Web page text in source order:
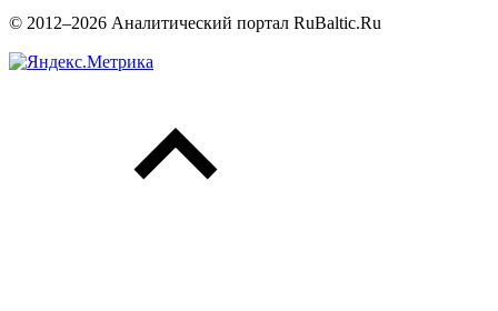
© 2012–2026 Аналитический портал RuBaltic.Ru